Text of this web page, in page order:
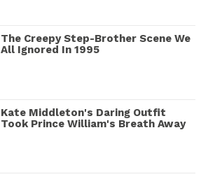
The Creepy Step-Brother Scene We
All Ignored In 1995
Kate Middleton's Daring Outfit
Took Prince William's Breath Away